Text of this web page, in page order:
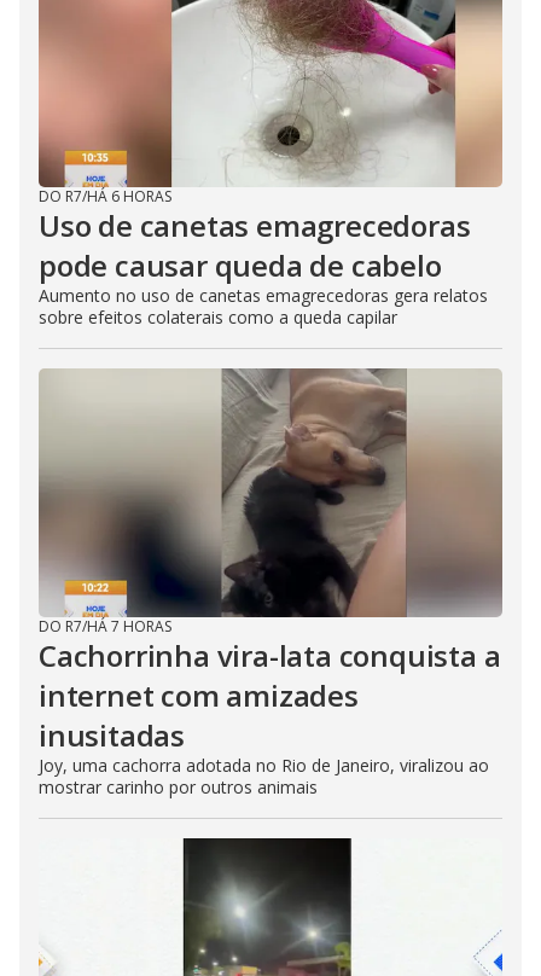
DO R7/HÁ 6 HORAS
Uso de canetas emagrecedoras
pode causar queda de cabelo
Aumento no uso de canetas emagrecedoras gera relatos
sobre efeitos colaterais como a queda capilar
DO R7/HÁ 7 HORAS
Cachorrinha vira-lata conquista a
internet com amizades
inusitadas
Joy, uma cachorra adotada no Rio de Janeiro, viralizou ao
mostrar carinho por outros animais